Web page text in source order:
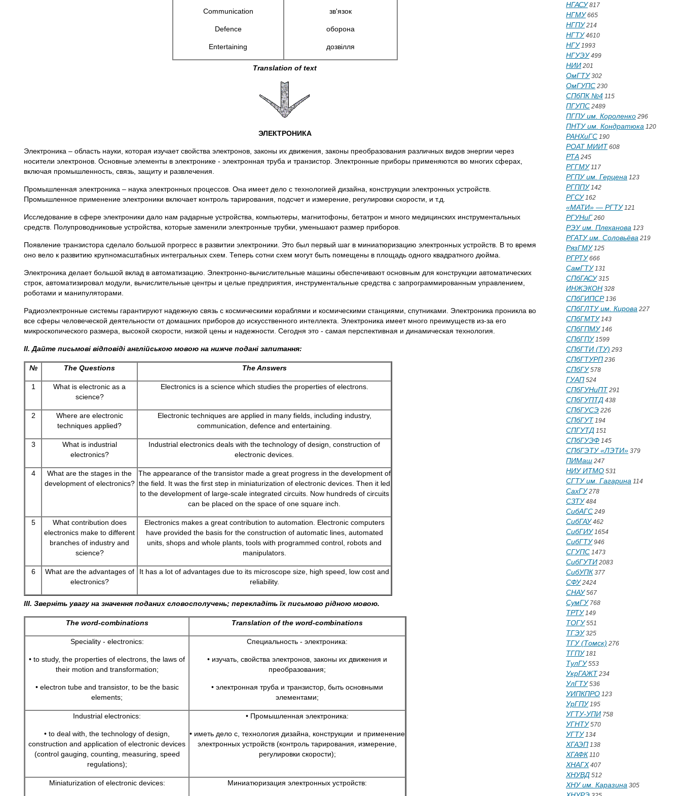
Communication
Defence
Entertaining
зв'язок
оборона
дозвілля
Translation of text
ЭЛЕКТРОНИКА
Электроника – область науки, которая изучает свойства электронов, законы их движения, законы преобразования различных видов энергии через
носители электронов. Основные элементы в электронике - электронная труба и транзистор. Электронные приборы применяются во многих сферах,
включая промышленность, связь, защиту и развлечения.
Промышленная электроника – наука электронных процессов. Она имеет дело с технологией дизайна, конструкции электронных устройств.
Промышленное применение электроники включает контроль тарирования, подсчет и измерение, регулировки скорости, и т.д.
Исследование в сфере электроники дало нам радарные устройства, компьютеры, магнитофоны, бетатрон и много медицинских инструментальных
средств. Полупроводниковые устройства, которые заменили электронные трубки, уменьшают размер приборов.
Появление транзистора сделало большой прогресс в развитии электроники. Это был первый шаг в миниатюризацию электронных устройств. В то время
оно вело к развитию крупномасштабных интегральных схем. Теперь сотни схем могут быть помещены в площадь одного квадратного дюйма.
Электроника делает большой вклад в автоматизацию. Электронно-вычислительные машины обеспечивают основным для конструкции автоматических
строк, автоматизировал модули, вычислительные центры и целые предприятия, инструментальные средства с запрограммированным управлением,
роботами и манипуляторами.
Радиоэлектронные системы гарантируют надежную связь с космическими кораблями и космическими станциями, спутниками. Электроника проникла во
все сферы человеческой деятельности от домашних приборов до искусственного интеллекта. Электроника имеет много преимуществ из-за его
микроскопического размера, высокой скорости, низкой цены и надежности. Сегодня это - самая перспективная и динамическая технология.
II.Дайте письмові відповіді англійською мовою на нижче подані запитання:
№ The Questions The Answers
1
What is electronic as a
science?
Electronics is a science which studies the properties of electrons.
2
Where are electronic
techniques applied?
Electronic techniques are applied in many fields, including industry,
communication, defence and entertaining.
3
What is industrial
electronics?
Industrial electronics deals with the technology of design, construction of
electronic devices.
4
What are the stages in the
development of electronics?
The appearance of the transistor made a great progress in the development of
the field. It was the first step in miniaturization of electronic devices. Then it led
to the development of large-scale integrated circuits. Now hundreds of circuits
can be placed on the space of one square inch.
5
What contribution does
electronics make to different
branches of industry and
science?
Electronics makes a great contribution to automation. Electronic computers
have provided the basis for the construction of automatic lines, automated
units, shops and whole plants, tools with programmed control, robots and
manipulators.
6
What are the advantages of
electronics?
It has a lot of advantages due to its microscope size, high speed, low cost and
reliability.
III. Зверніть увагу на значення поданих словосполучень; перекладіть їх письмово рідною мовою.
The word-combinations Translation of the word-combinations
Speciality - electronics:
• to study, the properties of electrons, the laws of
their motion and transformation;
• electron tube and transistor, to be the basic
elements;
Специальность - электроника:
• изучать, свойства электронов, законы их движения и
преобразования;
• электронная труба и транзистор, быть основными
элементами;
Industrial electronics:
• to deal with, the technology of design,
construction and application of electronic devices
(control gauging, counting, measuring, speed
regulations);
• Промышленная электроника:
• иметь дело с, технология дизайна, конструкции и применение
электронных устройств (контроль тарирования, измерение,
регулировки скорости);
Miniaturization of electronic devices: Миниатюризация электронных устройств:
НГАСУ817
НГМУ665
НГПУ214
НГТУ4610
НГУ1993
НГУЭУ499
НИИ 201
ОмГТУ302
ОмГУПС 230
СПбПК №4 115
ПГУПС 2489
ПГПУ им. Короленко 296
ПНТУ им. Кондратюка 120
РАНХиГС 190
РОАТ МИИТ 608
РТА 245
РГГМУ117
РГПУ им. Герцена 123
РГППУ142
РГСУ162
«МАТИ» — РГТУ121
РГУНиГ 260
РЭУ им. Плеханова 123
РГАТУ им. Соловьёва 219
РязГМУ125
РГРТУ666
СамГТУ131
СПбГАСУ315
ИНЖЭКОН 328
СПбГИПСР136
СПбГЛТУ им. Кирова 227
СПбГМТУ143
СПбГПМУ146
СПбГПУ1599
СПбГТИ (ТУ) 293
СПбГТУРП 236
СПбГУ578
ГУАП 524
СПбГУНиПТ 291
СПбГУПТД 438
СПбГУСЭ 226
СПбГУТ 194
СПГУТД 151
СПбГУЭФ 145
СПбГЭТУ «ЛЭТИ» 379
ПИМаш 247
НИУ ИТМО 531
СГТУ им. Гагарина 114
СахГУ278
СЗТУ484
СибАГС 249
СибГАУ462
СибГИУ1654
СибГТУ946
СГУПС 1473
СибГУТИ 2083
СибУПК 377
СФУ2424
СНАУ567
СумГУ768
ТРТУ149
ТОГУ551
ТГЭУ325
ТГУ (Томск) 276
ТГПУ181
ТулГУ553
УкрГАЖТ 234
УлГТУ536
УИПКПРО 123
УрГПУ195
УГТУ-УПИ 758
УГНТУ570
УГТУ134
ХГАЭП 138
ХГАФК 110
ХНАГХ 407
ХНУВД 512
ХНУ им. Каразина 305